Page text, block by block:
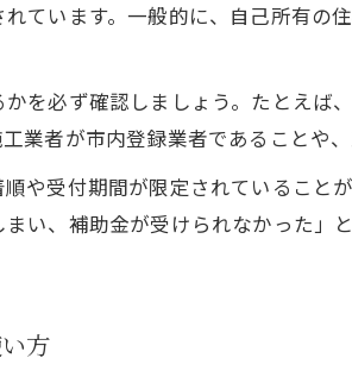
外壁塗装の塗料比較と口
コストと性能を両立する
この一記事で分かる外壁塗装
外壁塗装の助成金情報と
最新の外壁塗装費用と補
ています。一般的に、自己所有の
を必ず確認しましょう。たとえば
業者が市内登録業者であることや
や受付期間が限定されていること
い、補助金が受けられなかった
方